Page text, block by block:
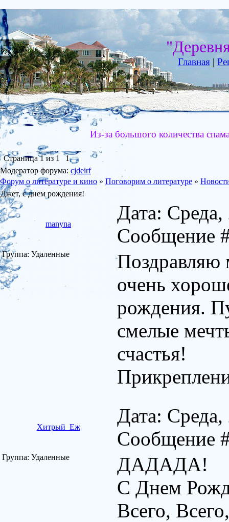
Главная|
Из-за большого количества
Страница1из 1
1
Модератор форума: cjdeirf
Форум о литературе и кино » Поговорим о литературе »
Джет, с днем рождения!
manyna
Дата:
Сообщение
Группа: Удаленные
Поздравляю
очень
рождения.
смелые
счастья!
Хитрый_Еж
Дата:
Сообщение
Группа: Удаленные
ДАДАДА!
С Днем
Всего,